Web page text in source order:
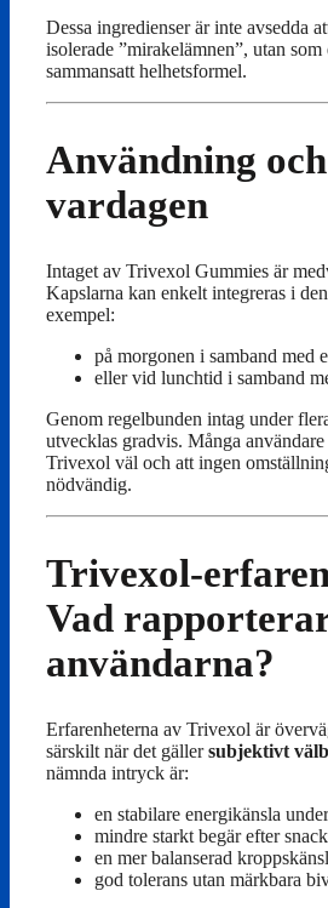
Dessa ingredienser är inte avsedda
isolerade ”mirakelämnen”, utan som
sammansatt helhetsformel.
Användning
vardagen
Intaget av Trivexol Gummies är
Kapslarna kan enkelt integreras i
exempel:
på morgonen i samband med
eller vid lunchtid i samband
Genom regelbunden intag under
utvecklas gradvis. Många
Trivexol väl och att ingen
nödvändig.
Trivexol-
Vad
användarna?
Erfarenheterna av Trivexol är
särskilt när det gällersubjektivt
nämnda intryck är:
en stabilare energikänsla
mindre starkt begär efter
en mer balanserad
god tolerans utan märkbara